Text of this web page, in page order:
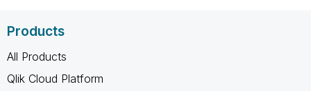
Products
All Products
Qlik Cloud Platform